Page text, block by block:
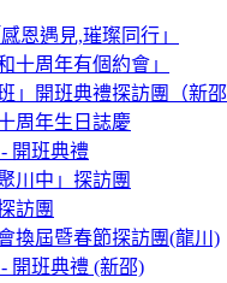
恩遇見,璀璨同行」
十周年有個約會」
」開班典禮探訪團（新
周年生日誌慶
開班典禮
川中」探訪團
訪團
換屆暨春節探訪團(龍川)
開班典禮 (新邵)